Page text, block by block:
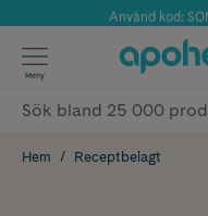
Årets
Använd kod:
✓
Meny
Hem Receptbelagt